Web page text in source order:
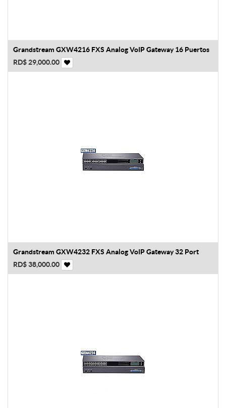
Grandstream GXW4216 FXS Analog VoIP Gateway 16 Puertos
RD$29,000.00
Grandstream GXW4232 FXS Analog VoIP Gateway 32 Port
RD$38,000.00